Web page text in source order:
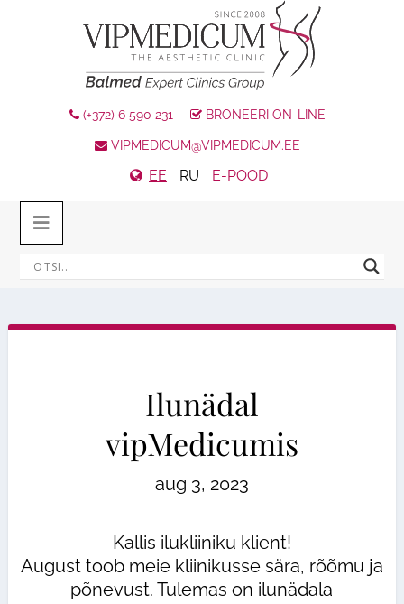
(+372) 6 590 231 BRONEERI ON-LINE
VIPMEDICUM@VIPMEDICUM.EE
EE RU E-POOD
Ilunädal
vipMedicumis
aug 3, 2023
Kallis ilukliiniku klient!
August toob meie kliinikusse sära, rõõmu ja
põnevust. Tulemas on ilunädala